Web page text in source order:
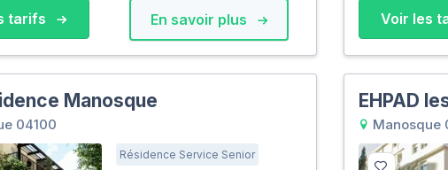
tarifs En savoir plus Voir les
Manosque
04100
Résidence Service Senior
EHPAD
Manosque